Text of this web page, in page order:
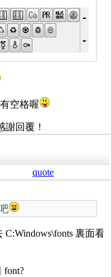
空格喔
回覆！
quote
裏面看
font?